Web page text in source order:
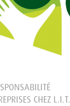
CHEZ L.I.T.